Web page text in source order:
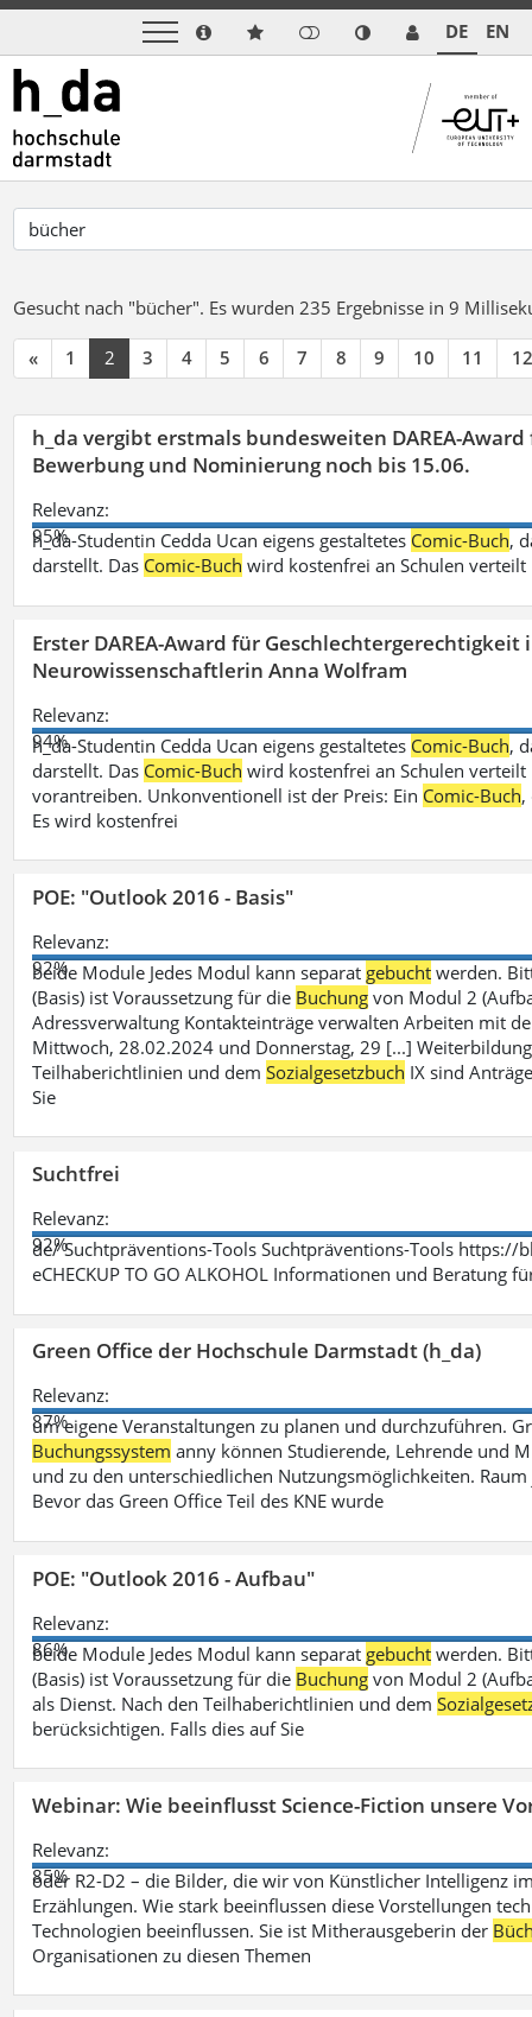
DE EN
Gesucht nach "bücher". Es wurden 235 Ergebnisse in 9
« 1 2 3 4 5 6 7 8 9 10 11 12
h_da vergibt erstmals bundesweiten DAREA-
Bewerbung und Nominierung noch bis 15.06.
Relevanz:
95%
h_da-Studentin Cedda Ucan eigens gestaltetes Comic-Buch,
darstellt. Das Comic-Buch wird kostenfrei an Schulen
Erster DAREA-Award für
Neurowissenschaftlerin Anna Wolfram
Relevanz:
94%
h_da-Studentin Cedda Ucan eigens gestaltetes Comic-Buch,
darstellt. Das Comic-Buch wird kostenfrei an Schulen
vorantreiben. Unkonventionell ist der Preis: Ein Comic-Buch,
Es wird kostenfrei
POE: "Outlook 2016 - Basis"
Relevanz:
92%
beide Module Jedes Modul kann separat gebucht werden.
(Basis) ist Voraussetzung für die Buchung von Modul 2
Adressverwaltung Kontakteinträge verwalten Arbeiten mit
Mittwoch, 28.02.2024 und Donnerstag, 29 [...]
Teilhaberichtlinien und demSozialgesetzbuch IX sind
Sie
Suchtfrei
Relevanz:
92%
de/ Suchtpräventions-Tools Suchtpräventions-Tools
eCHECKUP TO GO ALKOHOL Informationen und Beratung
Green Office der Hochschule Darmstadt (h_da)
Relevanz:
87%
um eigene Veranstaltungen zu planen und durchzuführen.
Buchungssystem anny können Studierende, Lehrende und
und zu den unterschiedlichen Nutzungsmöglichkeiten.
Bevor das Green Office Teil des KNE wurde
POE: "Outlook 2016 - Aufbau"
Relevanz:
86%
beide Module Jedes Modul kann separat gebucht werden.
(Basis) ist Voraussetzung für die Buchung von Modul 2
als Dienst. Nach den Teilhaberichtlinien und dem
berücksichtigen. Falls dies auf Sie
Webinar: Wie beeinflusst Science-Fiction unsere
Relevanz:
85%
oder R2-D2 – die Bilder, die wir von Künstlicher Intelligenz
Erzählungen. Wie stark beeinflussen diese Vorstellungen
Technologien beeinflussen. Sie ist Mitherausgeberin der
Organisationen zu diesen Themen